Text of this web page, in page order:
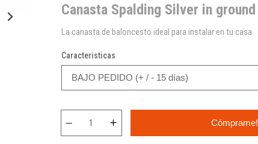
Canasta Spalding Silver in ground
La canasta de baloncesto ideal para instalar en tu casa
Caracteristicas
Cómprame!